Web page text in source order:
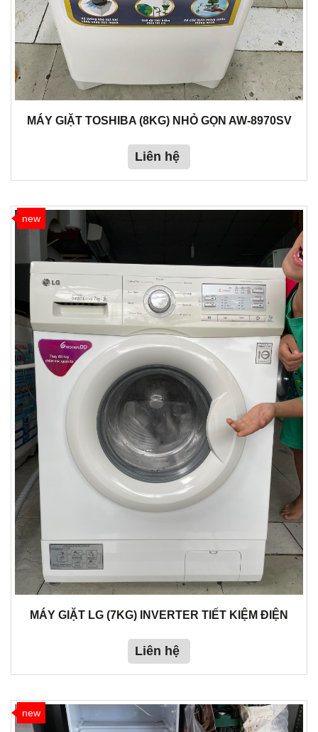
MÁY GIẶT TOSHIBA (8KG) NHỎ GỌN AW-8970SV
Liên hệ
new
MÁY GIẶT LG (7KG) INVERTER TIẾT KIỆM ĐIỆN
Liên hệ
new